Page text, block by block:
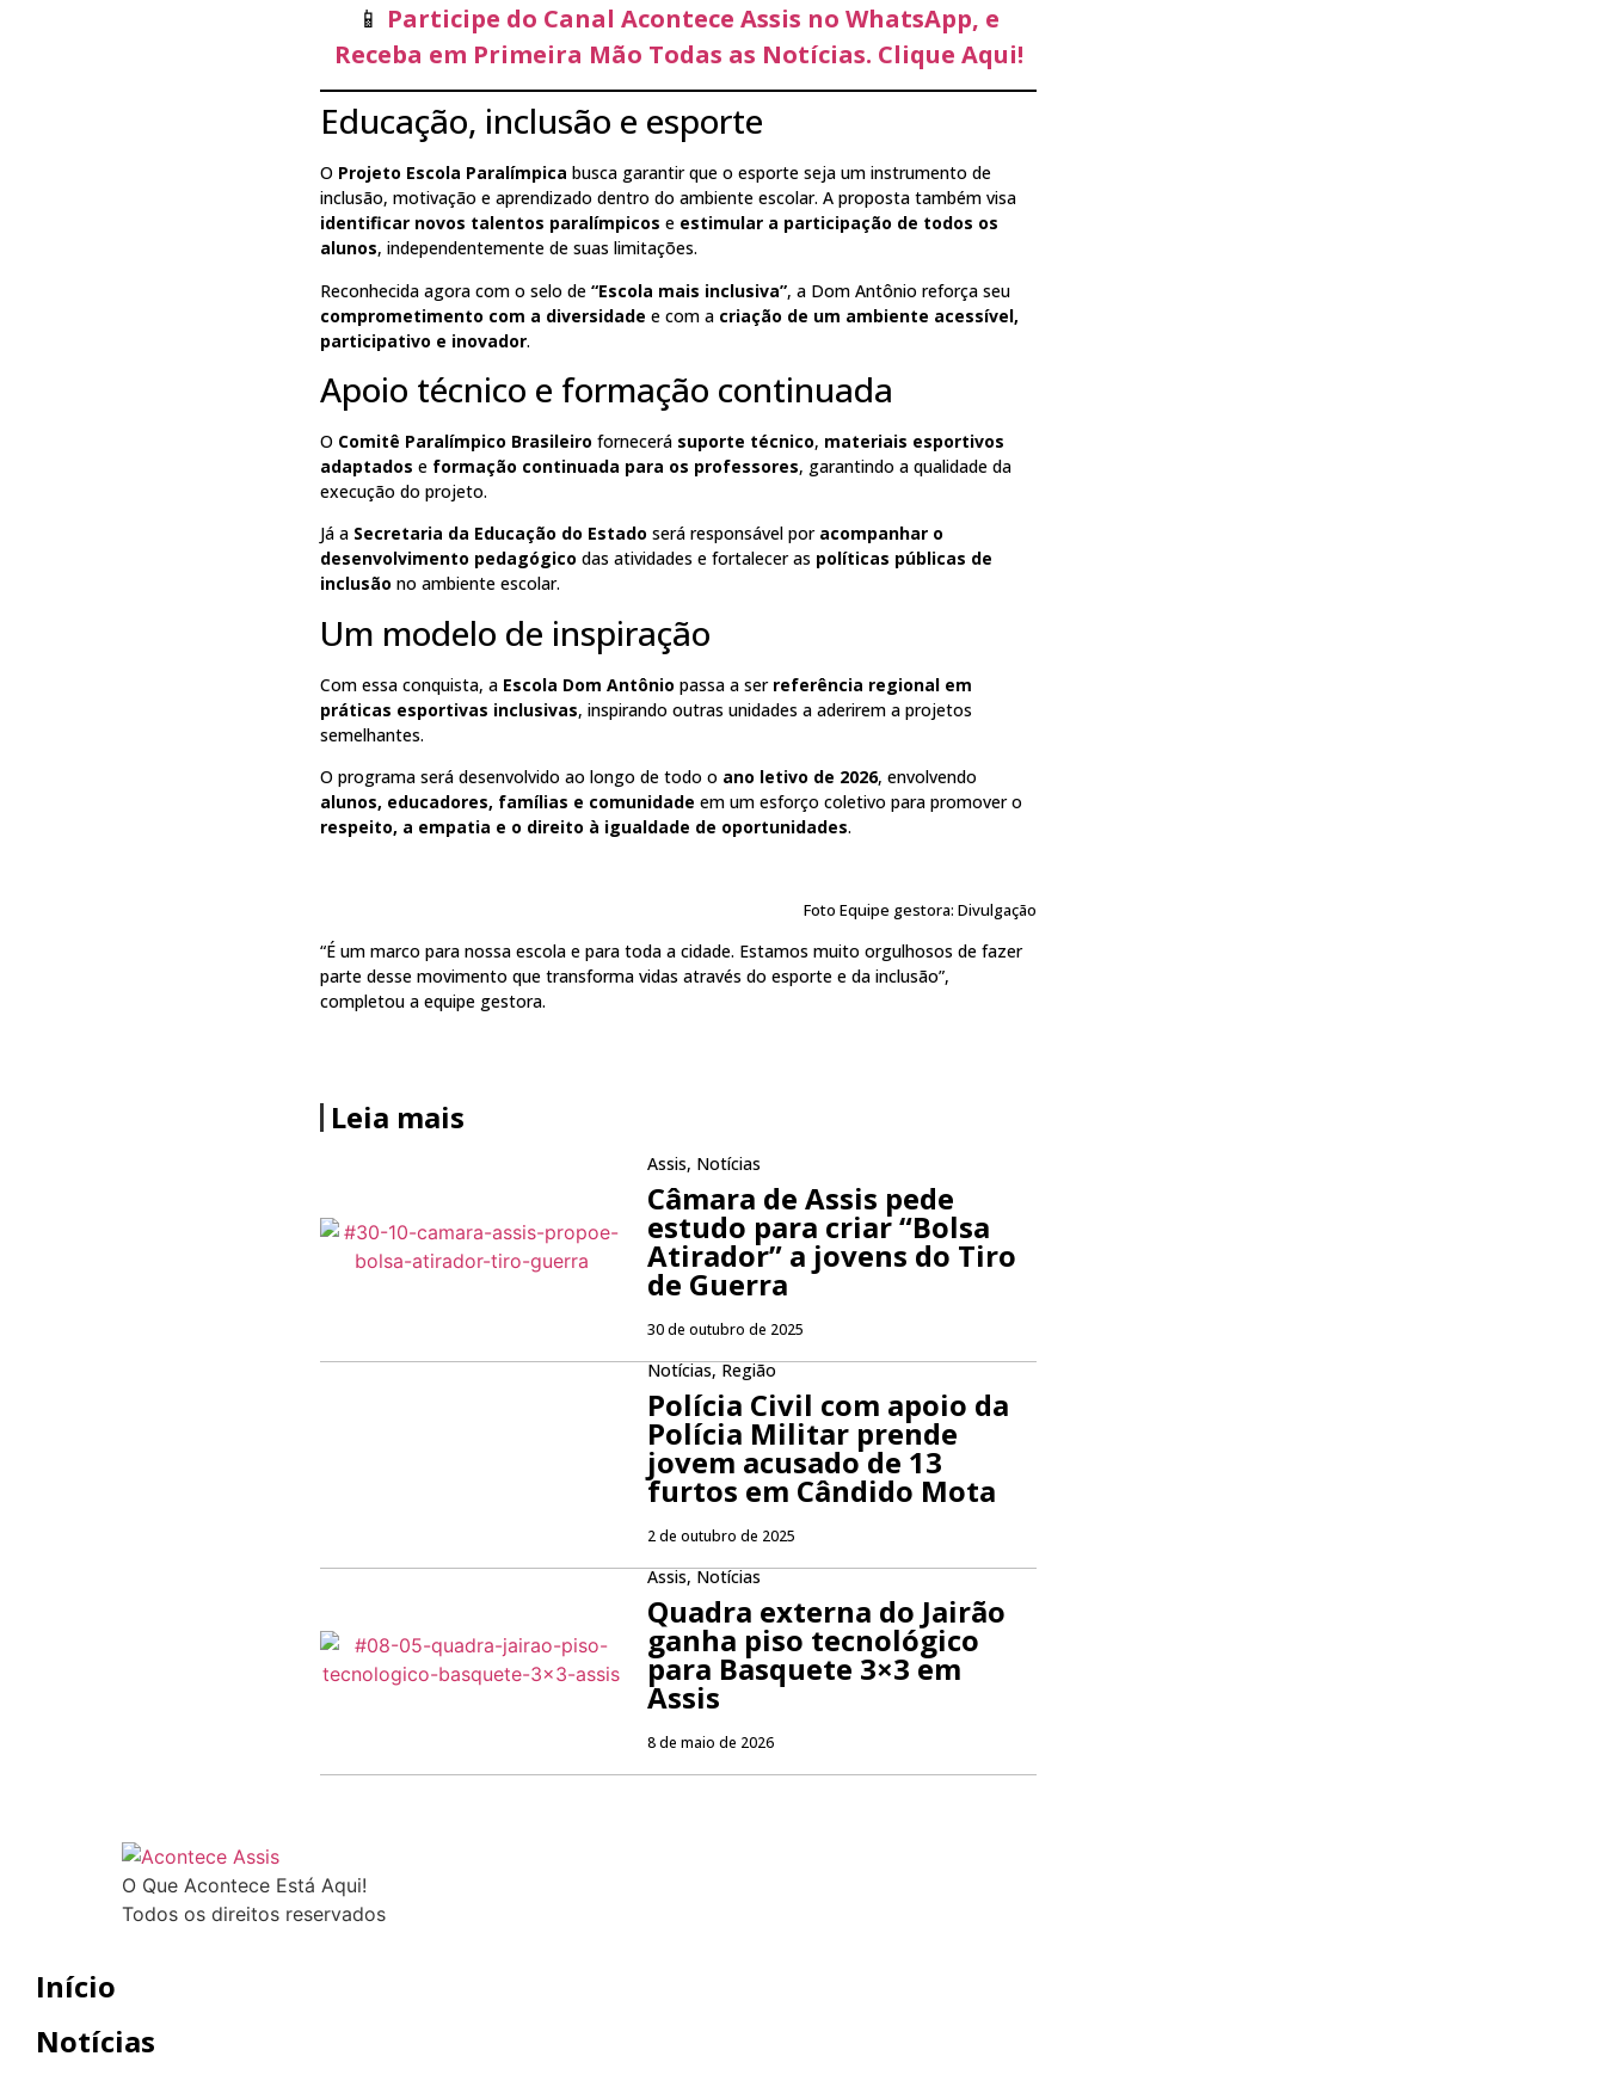
📱 Participe do Canal Acontece Assis no WhatsApp, e
Receba em Primeira Mão Todas as Notícias. Clique Aqui!
Educação, inclusão e esporte
O Projeto Escola Paralímpica busca garantir que o esporte seja um instrumento de
inclusão, motivação e aprendizado dentro do ambiente escolar. A proposta também visa
identificar novos talentos paralímpicos e estimular a participação de todos os
alunos, independentemente de suas limitações.
Reconhecida agora com o selo de “Escola mais inclusiva”, a Dom Antônio reforça seu
comprometimento com a diversidade e com a criação de um ambiente acessível,
participativo e inovador.
Apoio técnico e formação continuada
O Comitê Paralímpico Brasileiro fornecerá suporte técnico, materiais esportivos
adaptados e formação continuada para os professores, garantindo a qualidade da
execução do projeto.
Já a Secretaria da Educação do Estado será responsável por acompanhar o
desenvolvimento pedagógico das atividades e fortalecer as políticas públicas de
inclusão no ambiente escolar.
Um modelo de inspiração
Com essa conquista, a Escola Dom Antônio passa a ser referência regional em
práticas esportivas inclusivas, inspirando outras unidades a aderirem a projetos
semelhantes.
O programa será desenvolvido ao longo de todo o ano letivo de 2026, envolvendo
alunos, educadores, famílias e comunidade em um esforço coletivo para promover o
respeito, a empatia e o direito à igualdade de oportunidades.
Foto Equipe gestora: Divulgação
“É um marco para nossa escola e para toda a cidade. Estamos muito orgulhosos de fazer
parte desse movimento que transforma vidas através do esporte e da inclusão”,
completou a equipe gestora.
Leia mais
Assis, Notícias
Câmara de Assis pede
estudo para criar “Bolsa
Atirador” a jovens do Tiro
de Guerra
30 de outubro de 2025
Notícias, Região
Polícia Civil com apoio da
Polícia Militar prende
jovem acusado de 13
furtos em Cândido Mota
2 de outubro de 2025
Assis, Notícias
Quadra externa do Jairão
ganha piso tecnológico
para Basquete 3×3 em
Assis
8 de maio de 2026
O Que Acontece Está Aqui!
Todos os direitos reservados
Início
Notícias